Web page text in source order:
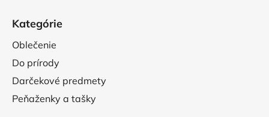
Kategórie
Oblečenie
Do prírody
Darčekové predmety
Peňaženky a tašky